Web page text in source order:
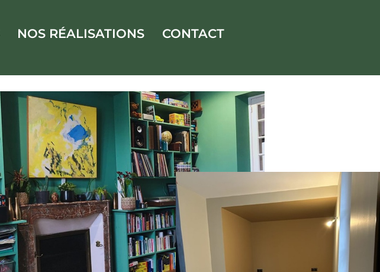
NOS RÉALISATIONS CONTACT